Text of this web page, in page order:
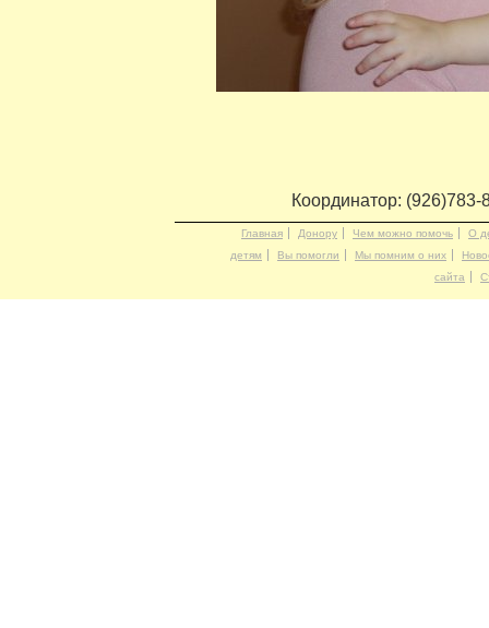
Координатор: (926)783-
Главная Донору Чем можно помочь
О
детям
Вы помогли Мы помним о них
сайта